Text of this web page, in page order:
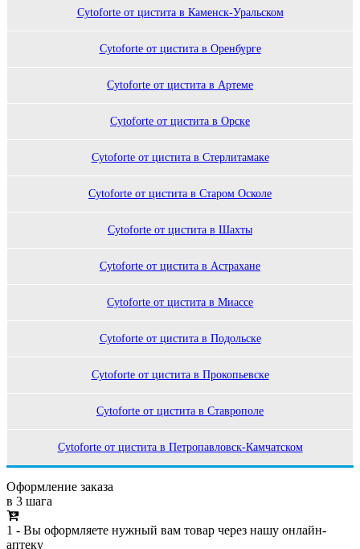
Сytoforte от цистита в Каменск-Уральском
Сytoforte от цистита в Оренбурге
Сytoforte от цистита в Артеме
Сytoforte от цистита в Орске
Сytoforte от цистита в Стерлитамаке
Сytoforte от цистита в Старом Осколе
Сytoforte от цистита в Шахты
Сytoforte от цистита в Астрахане
Сytoforte от цистита в Миассе
Сytoforte от цистита в Подольске
Сytoforte от цистита в Прокопьевске
Сytoforte от цистита в Ставрополе
Сytoforte от цистита в Петропавловск-Камчатском
Оформление заказа
в 3 шага
1 - Вы оформляете нужный вам товар через нашу онлайн-
аптеку